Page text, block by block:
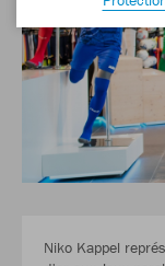
Niko Kappel